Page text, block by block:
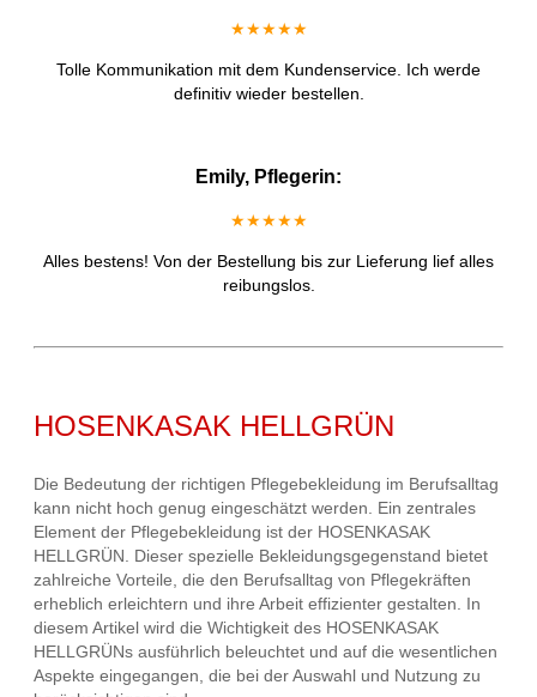
★★★★★
Tolle Kommunikation mit dem Kundenservice. Ich werde
definitiv wieder bestellen.
Emily, Pflegerin:
★★★★★
Alles bestens! Von der Bestellung bis zur Lieferung lief alles
reibungslos.
HOSENKASAK HELLGRÜN
Die Bedeutung der richtigen Pflegebekleidung im Berufsalltag
kann nicht hoch genug eingeschätzt werden. Ein zentrales
Element der Pflegebekleidung ist der HOSENKASAK
HELLGRÜN. Dieser spezielle Bekleidungsgegenstand bietet
zahlreiche Vorteile, die den Berufsalltag von Pflegekräften
erheblich erleichtern und ihre Arbeit effizienter gestalten. In
diesem Artikel wird die Wichtigkeit des HOSENKASAK
HELLGRÜNs ausführlich beleuchtet und auf die wesentlichen
Aspekte eingegangen, die bei der Auswahl und Nutzung zu